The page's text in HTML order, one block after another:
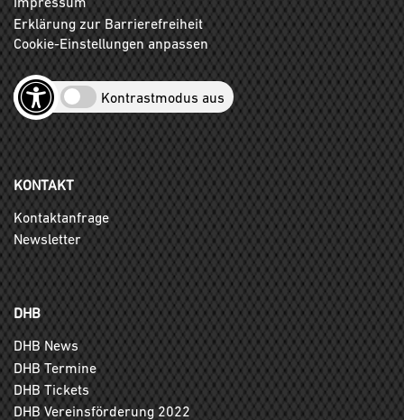
Erklärung zur Barrierefreiheit
Cookie-Einstellungen anpassen
Kontrastmodus aus
KONTAKT
Kontaktanfrage
Newsletter
DHB
DHB News
DHB Termine
DHB Tickets
DHB Vereinsförderung 2022